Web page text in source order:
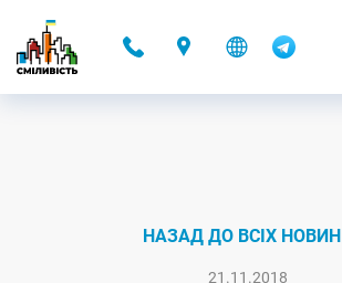
НАЗАД ДО ВСІХ НОВИН
21.11.2018